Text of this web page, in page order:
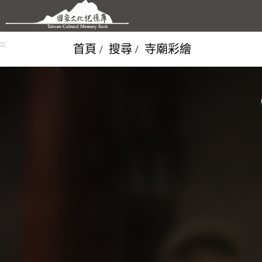
跳到主要內容區塊
::: 首頁 搜尋 寺廟彩繪